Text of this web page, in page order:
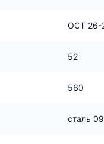
ОСТ 26-
52
560
сталь